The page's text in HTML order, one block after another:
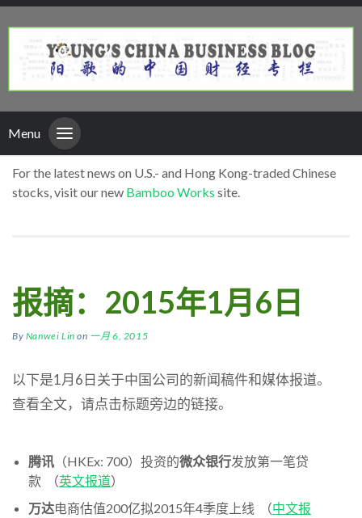
Menu
For the latest news on U.S.- and Hong Kong-traded Chinese
stocks, visit our new Bamboo Works site.
报摘：2015年1月6日
By Nanwei Lin on 一月 6, 2015
以下是1月6日关于中国公司的新闻稿件和媒体报道。
查看全文，请点击标题旁边的链接。
腾讯 （HKEx: 700）投资的微众银行发放第一笔贷
款 （英文报道）
万达电商估值200亿拟2015年4季度上线 （中文报